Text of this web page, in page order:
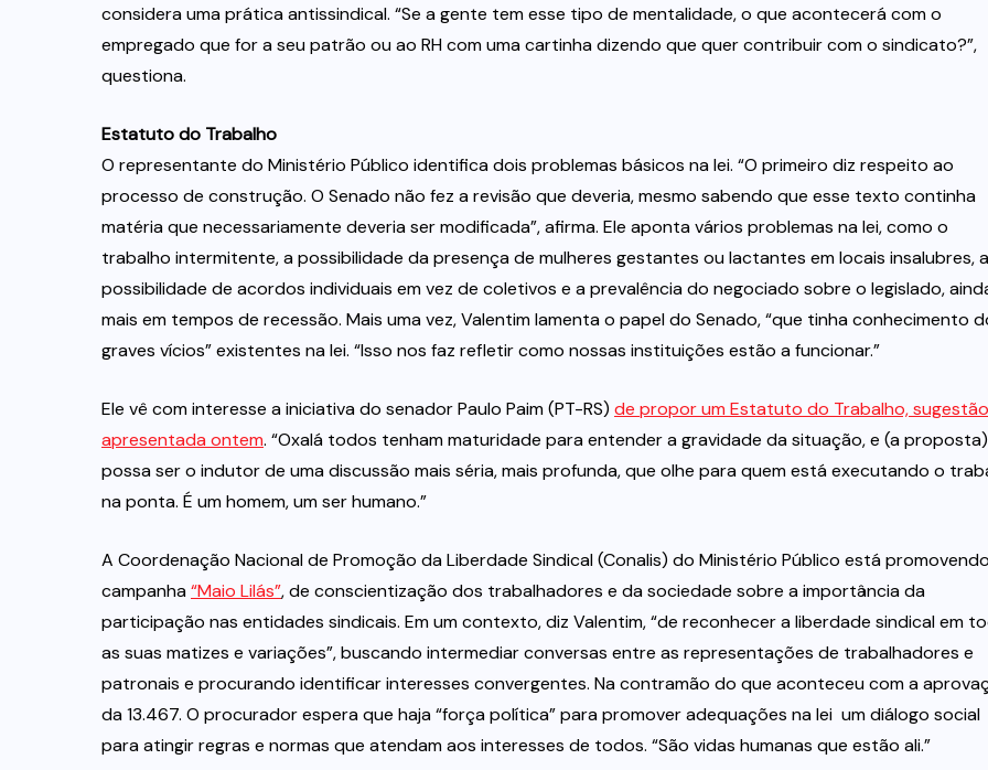
considera uma prática antissindical. “Se a gente tem esse tipo de mentalidade, o que acontecerá com o
empregado que for a seu patrão ou ao RH com uma cartinha dizendo que quer contribuir com o sindicato?”,
questiona.
Estatuto do Trabalho
O representante do Ministério Público identifica dois problemas básicos na lei. “O primeiro diz respeito ao
processo de construção. O Senado não fez a revisão que deveria, mesmo sabendo que esse texto continha
matéria que necessariamente deveria ser modificada”, afirma. Ele aponta vários problemas na lei, como o
trabalho intermitente, a possibilidade da presença de mulheres gestantes ou lactantes em locais insalubres, a
possibilidade de acordos individuais em vez de coletivos e a prevalência do negociado sobre o legislado,
mais em tempos de recessão. Mais uma vez, Valentim lamenta o papel do Senado, “que tinha conhecimento
graves vícios” existentes na lei. “Isso nos faz refletir como nossas instituições estão a funcionar.”
Ele vê com interesse a iniciativa do senador Paulo Paim (PT-RS) de propor um Estatuto do Trabalho, sugestão
apresentada ontem. “Oxalá todos tenham maturidade para entender a gravidade da situação, e (a proposta)
possa ser o indutor de uma discussão mais séria, mais profunda, que olhe para quem está executando o
na ponta. É um homem, um ser humano.”
A Coordenação Nacional de Promoção da Liberdade Sindical (Conalis) do Ministério Público está
campanha“Maio Lilás”, de conscientização dos trabalhadores e da sociedade sobre a importância da
participação nas entidades sindicais. Em um contexto, diz Valentim, “de reconhecer a liberdade sindical em
as suas matizes e variações”, buscando intermediar conversas entre as representações de trabalhadores e
patronais e procurando identificar interesses convergentes. Na contramão do que aconteceu com a
da 13.467. O procurador espera que haja “força política” para promover adequações na lei  um diálogo social
para atingir regras e normas que atendam aos interesses de todos. “São vidas humanas que estão ali.”